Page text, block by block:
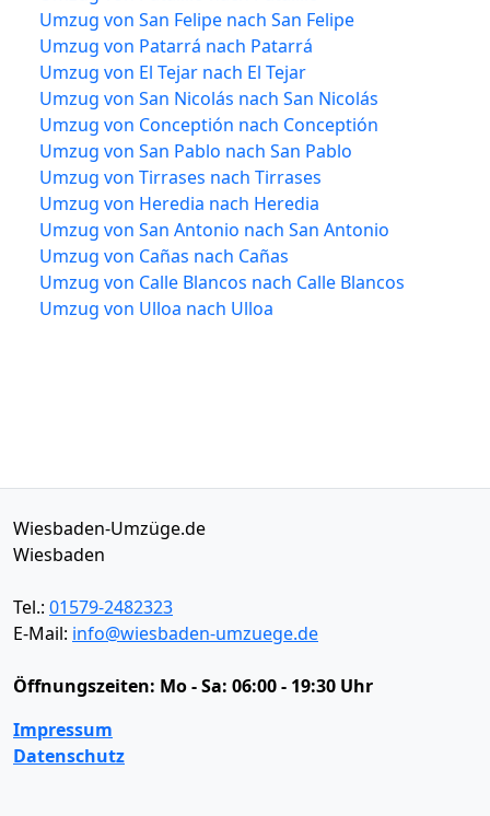
Umzug von San Felipe nach San Felipe
Umzug von Patarrá nach Patarrá
Umzug von El Tejar nach El Tejar
Umzug von San Nicolás nach San Nicolás
Umzug von Conceptión nach Conceptión
Umzug von San Pablo nach San Pablo
Umzug von Tirrases nach Tirrases
Umzug von Heredia nach Heredia
Umzug von San Antonio nach San Antonio
Umzug von Cañas nach Cañas
Umzug von Calle Blancos nach Calle Blancos
Umzug von Ulloa nach Ulloa
Wiesbaden-Umzüge.de
Wiesbaden
Tel.: 01579-2482323
E-Mail: info@wiesbaden-umzuege.de
Öffnungszeiten: Mo - Sa: 06:00 - 19:30 Uhr
Impressum
Datenschutz